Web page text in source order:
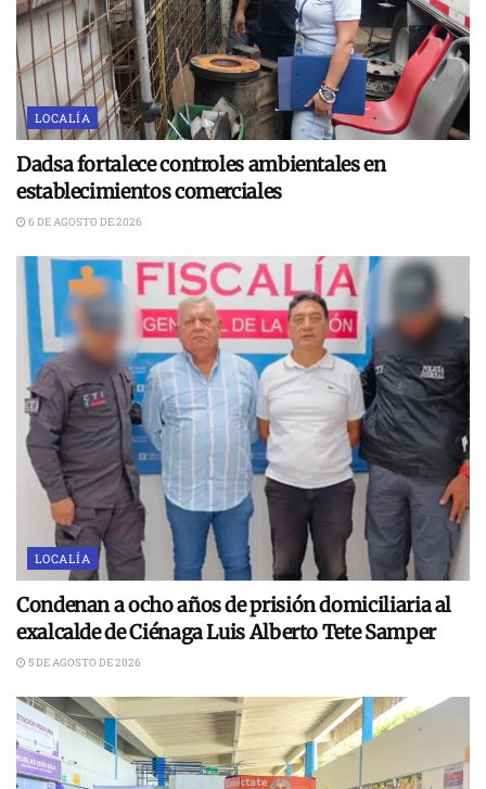
LOCALÍA
Dadsa fortalece controles ambientales en
establecimientos comerciales
6 DE AGOSTO DE 2026
LOCALÍA
Condenan a ocho años de prisión domiciliaria al
exalcalde de Ciénaga Luis Alberto Tete Samper
5 DE AGOSTO DE 2026